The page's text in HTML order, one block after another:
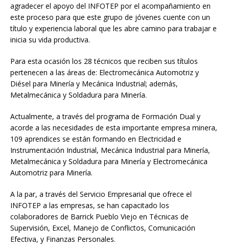
agradecer el apoyo del INFOTEP por el acompañamiento en
este proceso para que este grupo de jóvenes cuente con un
título y experiencia laboral que les abre camino para trabajar e
inicia su vida productiva.
Para esta ocasión los 28 técnicos que reciben sus títulos
pertenecen a las áreas de: Electromecánica Automotriz y
Diésel para Minería y Mecánica Industrial; además,
Metalmecánica y Soldadura para Minería.
Actualmente, a través del programa de Formación Dual y
acorde a las necesidades de esta importante empresa minera,
109 aprendices se están formando en Electricidad e
Instrumentación Industrial, Mecánica Industrial para Minería,
Metalmecánica y Soldadura para Minería y Electromecánica
Automotriz para Minería.
A la par, a través del Servicio Empresarial que ofrece el
INFOTEP a las empresas, se han capacitado los
colaboradores de Barrick Pueblo Viejo en Técnicas de
Supervisión, Excel, Manejo de Conflictos, Comunicación
Efectiva, y Finanzas Personales.